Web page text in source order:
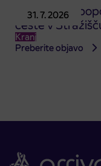
31. 7. 2026
Obvestilo o
ceste v
Kranj
Preberite objavo